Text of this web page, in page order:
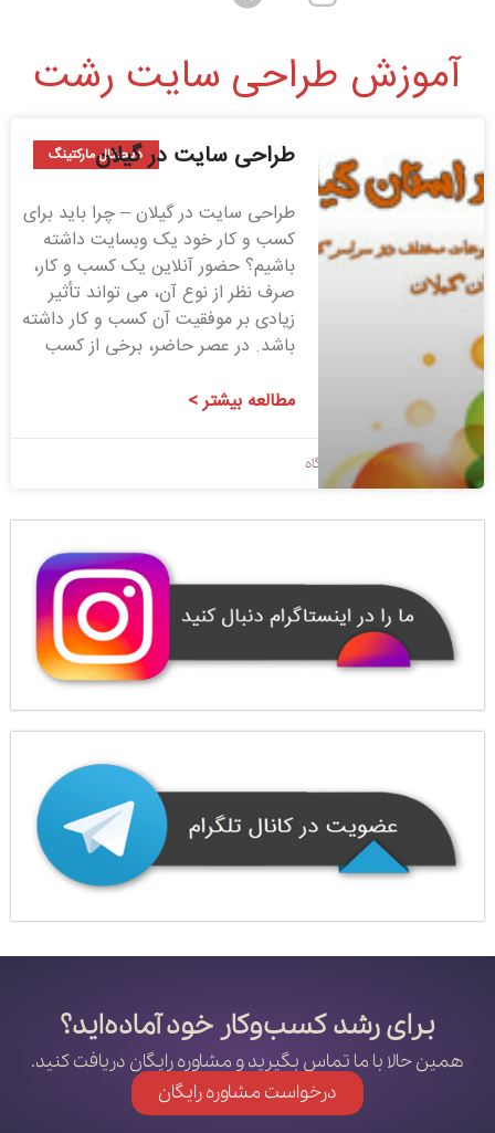
آموزش طراحی سایت رشت
دیجیتال مارکتینگطراحی سایت در گیلان
طراحی سایت در گیلان – چرا باید برای
کسب و کار خود یک وبسایت داشته
باشیم؟ حضور آنلاین یک کسب و کار،
صرف نظر از نوع آن، می تواند تأثیر
زیادی بر موفقیت آن کسب و کار داشته
باشد. در عصر حاضر، برخی از کسب
مطالعه بیشتر >
1400/08/26 بدون دیدگاه
برای رشد کسب‌وکار خود آماده‌اید؟
همین حالا با ما تماس بگیرید و مشاوره رایگان دریافت کنید.
درخواست مشاوره رایگان